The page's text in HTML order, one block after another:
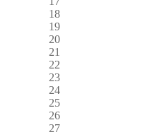
18
19
20
21
22
23
24
25
26
27